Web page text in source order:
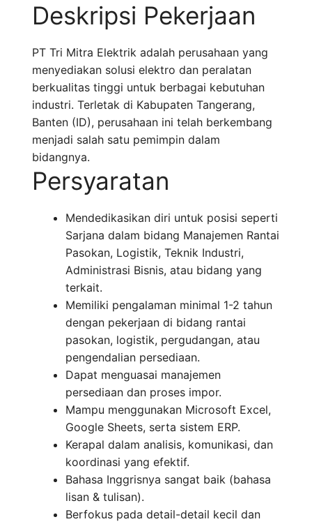
Deskripsi Pekerjaan
PT Tri Mitra Elektrik adalah perusahaan yang
menyediakan solusi elektro dan peralatan
berkualitas tinggi untuk berbagai kebutuhan
industri. Terletak di Kabupaten Tangerang,
Banten (ID), perusahaan ini telah berkembang
menjadi salah satu pemimpin dalam
bidangnya.
Persyaratan
Mendedikasikan diri untuk posisi seperti
Sarjana dalam bidang Manajemen Rantai
Pasokan, Logistik, Teknik Industri,
Administrasi Bisnis, atau bidang yang
terkait.
Memiliki pengalaman minimal 1-2 tahun
dengan pekerjaan di bidang rantai
pasokan, logistik, pergudangan, atau
pengendalian persediaan.
Dapat menguasai manajemen
persediaan dan proses impor.
Mampu menggunakan Microsoft Excel,
Google Sheets, serta sistem ERP.
Kerapal dalam analisis, komunikasi, dan
koordinasi yang efektif.
Bahasa Inggrisnya sangat baik (bahasa
lisan & tulisan).
Berfokus pada detail-detail kecil dan